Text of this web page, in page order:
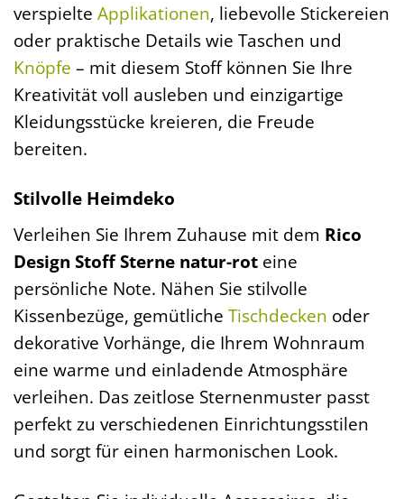
verspielte Applikationen, liebevolle Stickereien
oder praktische Details wie Taschen und
Knöpfe – mit diesem Stoff können Sie Ihre
Kreativität voll ausleben und einzigartige
Kleidungsstücke kreieren, die Freude
bereiten.
Stilvolle Heimdeko
Verleihen Sie Ihrem Zuhause mit dem Rico
Design Stoff Sterne natur-rot eine
persönliche Note. Nähen Sie stilvolle
Kissenbezüge, gemütliche Tischdecken oder
dekorative Vorhänge, die Ihrem Wohnraum
eine warme und einladende Atmosphäre
verleihen. Das zeitlose Sternenmuster passt
perfekt zu verschiedenen Einrichtungsstilen
und sorgt für einen harmonischen Look.